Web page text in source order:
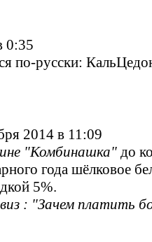
0:35
по-русски:
2014 в 11:09
"Комбинашка" до
года шёлковое
5%.
: "Зачем платить